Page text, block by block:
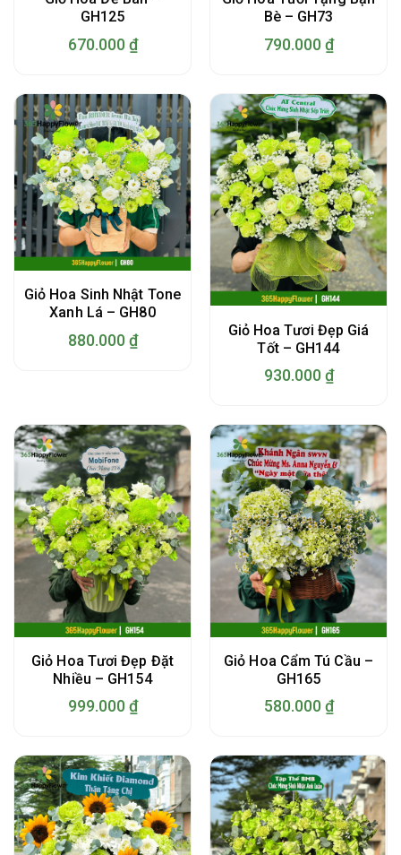
GH125
670.000 ₫
Bè – GH73
790.000 ₫
Giỏ Hoa Sinh Nhật Tone
Xanh Lá – GH80
880.000 ₫
Giỏ Hoa Tươi Đẹp Giá
Tốt – GH144
930.000 ₫
Giỏ Hoa Tươi Đẹp Đặt
Nhiều – GH154
999.000 ₫
Giỏ Hoa Cẩm Tú Cầu –
GH165
580.000 ₫